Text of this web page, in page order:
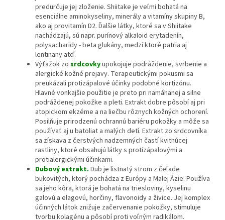
predurčuje jej zloženie. Shiitake je veľmi bohatá na
esenciálne aminokyseliny, minerály a vitamíny skupiny B,
ako aj provitamín D2. Ďalšie látky, ktoré sa v Shiitake
nachádzajú, sú napr. purínový alkaloid erytadenín,
polysacharidy - beta glukány, medzi ktoré patria aj
lentinany atď.
Výťažok zo srdcovkyupokojuje podráždenie, svrbenie a
alergické kožné prejavy. Terapeutickými pokusmi sa
preukázali protizápalové účinky podobné kortizónu.
Hlavné vonkajšie použitie je preto pri namáhanej a silne
podráždenej pokožke a pleti. Extrakt dobre pôsobí aj pri
atopickom ekzéme a na liečbu rôznych kožných ochorení.
Posilňuje prirodzenú ochrannú bariéru pokožky a môže sa
používať aj u batoliat a malých detí. Extrakt zo srdcovníka
sa získava z čerstvých nadzemných častí kvitnúcej
rastliny, ktoré obsahujú látky s protizápalovými a
protialergickými účinkami.
Dubový extrakt. Dub je listnatý strom z čeľade
bukovitých, ktorý pochádza z Európy a Malej Ázie. Používa
sa jeho kôra, ktorá je bohatá na triesloviny, kyselinu
galovú a elagovú, horčiny, flavonoidy a živice. Jej komplex
účinných látok znižuje začervenanie pokožky, stimuluje
tvorbu kolagénu a pôsobí proti voľným radikálom.